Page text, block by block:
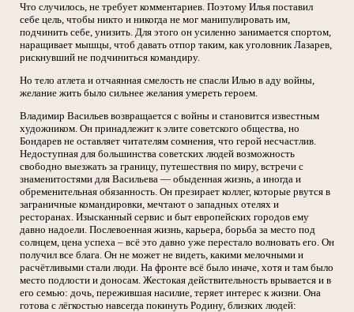
Что случилось, не требует комментариев. Поэтому Илья поставил
себе цель, чтобы никто и никогда не мог манипулировать им,
подчинить себе, унизить. Для этого он усиленно занимается спортом,
наращивает мышцы, чтоб давать отпор таким, как уголовник Лазарев,
рискнувший не подчиниться командиру.
Но тело атлета и отчаянная смелость не спасли Илью в аду войны,
желание жить было сильнее желания умереть героем.
Владимир Васильев возвращается с войны и становится известным
художником. Он принадлежит к элите советского общества, но
Бондарев не оставляет читателям сомнения, что герой несчастлив.
Недоступная для большинства советских людей возможность
свободно выезжать за границу, путешествия по миру, встречи с
знаменитостями для Васильева — обыденная жизнь, а иногда и
обременительная обязанность. Он презирает коллег, которые рвутся в
заграничные командировки, мечтают о западных отелях и
ресторанах. Изысканный сервис и быт европейских городов ему
давно надоели. Послевоенная жизнь, карьера, борьба за место под
солнцем, цена успеха – всё это давно уже перестало волновать его. Он
получил все блага. Он не может не видеть, какими мелочными и
расчётливыми стали люди. На фронте всё было иначе, хотя и там было
место подлости и доносам. Жестокая действительность врывается и в
его семью: дочь, пережившая насилие, теряет интерес к жизни. Она
готова с лёгкостью навсегда покинуть Родину, близких людей: